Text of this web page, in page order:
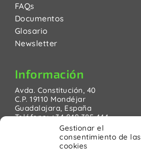
Gestionar el
consentimiento de las
cookies
FAQs
Documentos
Glosario
Newsletter
Información
Avda. Constitución, 40
C.P. 19110 Mondéjar
Guadalajara, España
Teléfono:+34 949 385 444
pinanson@pinanson.eu